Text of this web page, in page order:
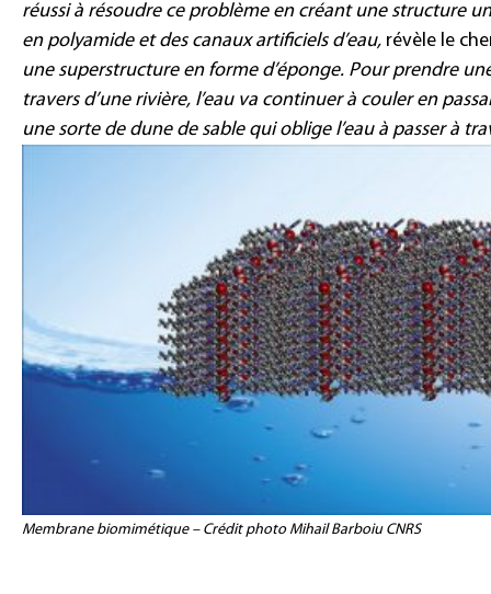
réussi à résoudre ce problème en créant une structure
en polyamide et des canaux artificiels d’eau, révèle le
une superstructure en forme d’éponge. Pour prendre
travers d’une rivière, l’eau va continuer à couler en
une sorte de dune de sable qui oblige l’eau à passer à
Membrane biomimétique – Crédit photo Mihail Barboiu CNRS